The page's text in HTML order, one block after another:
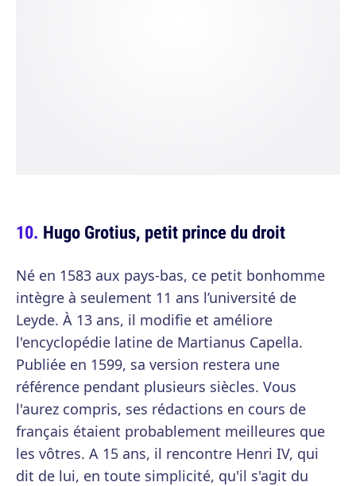
Hugo Grotius, petit prince du droit
Né en 1583 aux pays-bas, ce petit bonhomme
intègre à seulement 11 ans l’université de
Leyde. À 13 ans, il modifie et améliore
l'encyclopédie latine de Martianus Capella.
Publiée en 1599, sa version restera une
référence pendant plusieurs siècles. Vous
l'aurez compris, ses rédactions en cours de
français étaient probablement meilleures que
les vôtres. A 15 ans, il rencontre Henri IV, qui
dit de lui, en toute simplicité, qu'il s'agit du